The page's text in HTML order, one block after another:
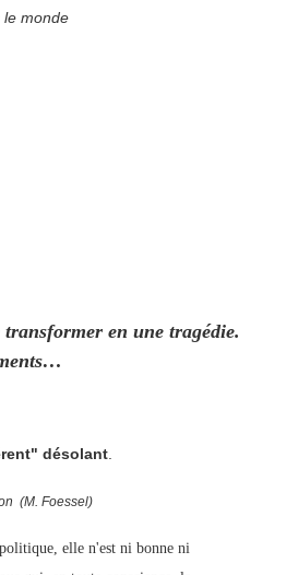
le monde
en une tragédie.
désolant.
(M. Foessel)
elle n'est ni bonne ni